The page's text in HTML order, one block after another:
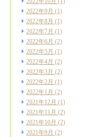
2022年9月 (1)
2022年8月 (1)
2022年7月 (1)
2022年6月 (2)
2022年5月 (1)
2022年4月 (2)
2022年3月 (2)
2022年2月 (1)
2022年1月 (2)
2021年12月 (1)
2021年11月 (2)
2021年10月 (2)
2021年9月 (2)